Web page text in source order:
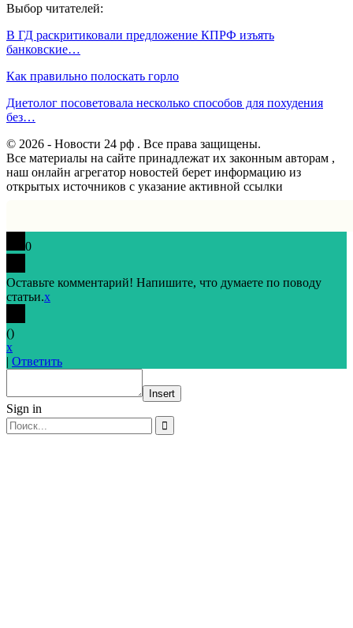
Выбор читателей:
В ГД раскритиковали предложение КПРФ изъять
банковские…
Как правильно полоскать горло
Диетолог посоветовала несколько способов для похудения
без…
© 2026 - Новости 24 рф . Все права защищены.
Все материалы на сайте принадлежат их законным авторам ,
наш онлайн агрегатор новостей берет информацию из
открытых источников с указание активной ссылки
0
Оставьте комментарий! Напишите, что думаете по поводу
статьи.x
()
x
| Ответить
Insert
Sign in